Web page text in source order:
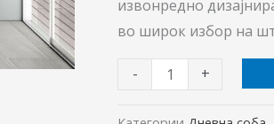
извонредно
во широк избор на
- +